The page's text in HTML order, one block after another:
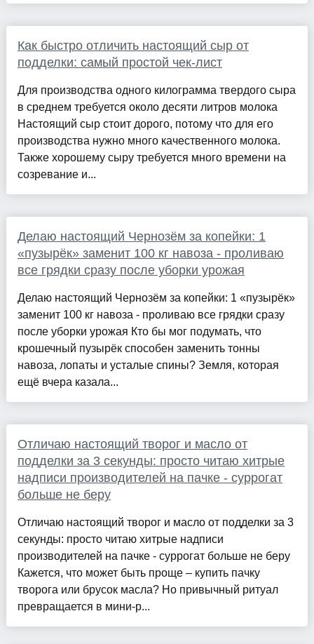
Как быстро отличить настоящий сыр от
подделки: самый простой чек-лист
Для производства одного килограмма твердого сыра
в среднем требуется около десяти литров молока
Настоящий сыр стоит дорого, потому что для его
производства нужно много качественного молока.
Также хорошему сыру требуется много времени на
созревание и...
Делаю настоящий Чернозём за копейки: 1
«пузырёк» заменит 100 кг навоза - проливаю
все грядки сразу после уборки урожая
Делаю настоящий Чернозём за копейки: 1 «пузырёк»
заменит 100 кг навоза - проливаю все грядки сразу
после уборки урожая Кто бы мог подумать, что
крошечный пузырёк способен заменить тонны
навоза, лопаты и усталые спины? Земля, которая
ещё вчера казала...
Отличаю настоящий творог и масло от
подделки за 3 секунды: просто читаю хитрые
надписи производителей на пачке - суррогат
больше не беру
Отличаю настоящий творог и масло от подделки за 3
секунды: просто читаю хитрые надписи
производителей на пачке - суррогат больше не беру
Кажется, что может быть проще – купить пачку
творога или брусок масла? Но привычный ритуал
превращается в мини-р...